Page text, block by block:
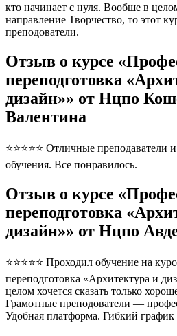
кто начинает с нуля. Вообше в
направление Творчество, то этот
преподователи.
Отзыв о курсе
переподготовка
дизайн»» от Нцпо
Валентина
⭐⭐⭐⭐⭐ Отличные преподаватели
обучения. Все понравилось.
Отзыв о курсе
переподготовка
дизайн»» от Нцпо
⭐⭐⭐⭐⭐ Проходил обучение на
переподготовка «Архитектура и
целом хочется сказать только
Грамотные преподователи —
Удобная платформа. Гибкий график